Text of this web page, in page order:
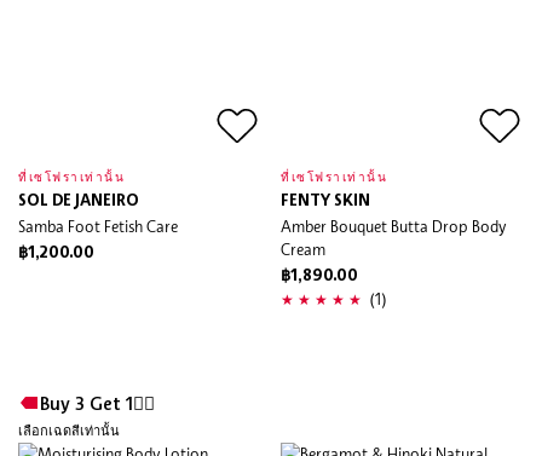
ที่เซโฟราเท่านั้น
SOL DE JANEIRO
Samba Foot Fetish Care
฿1,200.00
ที่เซโฟราเท่านั้น
FENTY SKIN
Amber Bouquet Butta Drop Body
Cream
฿1,890.00
(1)
Buy 3 Get 1❤️‍🔥
เลือกเฉดสีเท่านั้น